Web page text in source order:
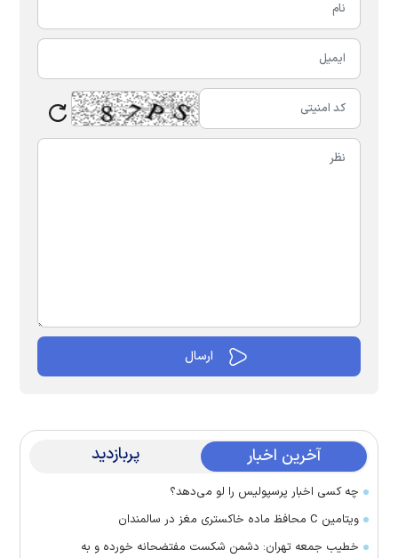
آخرین اخبار پربازدید
چه کسی اخبار پرسپولیس را لو می‌دهد؟
ویتامین C محافظ ماده خاکستری مغز در سالمندان
خطیب جمعه تهران: دشمن شکست مفتضحانه خورده و به